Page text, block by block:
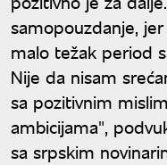
samopouzdanje,
malo težak period
Nije da nisam
sa pozitivnim
ambicijama",
sa srpskim